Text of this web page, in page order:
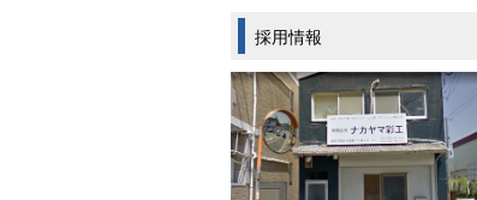
採用情報